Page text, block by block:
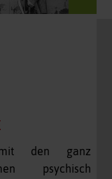
mit den ganz
psychisch